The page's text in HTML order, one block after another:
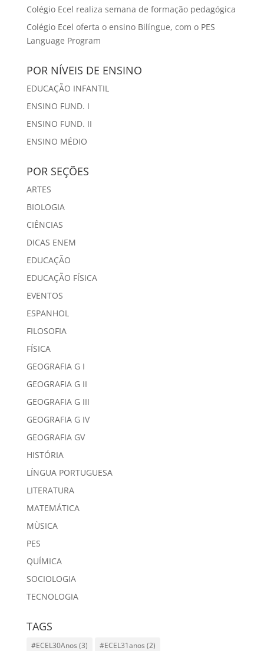
Colégio Ecel realiza semana de formação pedagógica
Colégio Ecel oferta o ensino Bilíngue, com o PES
Language Program
POR NÍVEIS DE ENSINO
EDUCAÇÃO INFANTIL
ENSINO FUND. I
ENSINO FUND. II
ENSINO MÉDIO
POR SEÇÕES
ARTES
BIOLOGIA
CIÊNCIAS
DICAS ENEM
EDUCAÇÃO
EDUCAÇÃO FÍSICA
EVENTOS
ESPANHOL
FILOSOFIA
FÍSICA
GEOGRAFIA G I
GEOGRAFIA G II
GEOGRAFIA G III
GEOGRAFIA G IV
GEOGRAFIA GV
HISTÓRIA
LÍNGUA PORTUGUESA
LITERATURA
MATEMÁTICA
MÙSICA
PES
QUÍMICA
SOCIOLOGIA
TECNOLOGIA
TAGS
#ECEL30Anos (3) #ECEL31anos (2)